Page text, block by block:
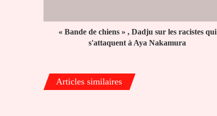
les
racistes
Aya
Nakamura
« Bande de chiens » , Dadju sur les racistes qui
s'attaquent à Aya Nakamura
Articles similaires